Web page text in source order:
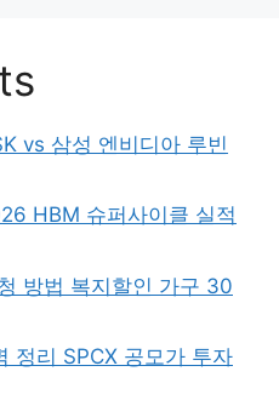
vs 삼성 엔비디아 루빈
HBM 슈퍼사이클 실적
방법 복지할인 가구 30
정리 SPCX 공모가 투자